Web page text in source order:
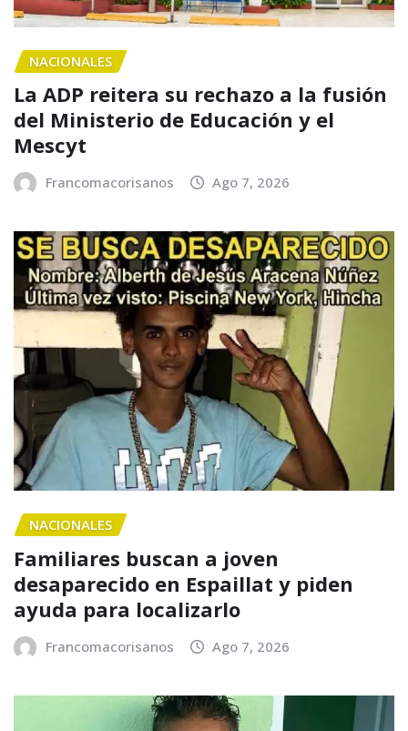
NACIONALES
La ADP reitera su rechazo a la fusión
del Ministerio de Educación y el
Mescyt
Francomacorisanos Ago 7, 2026
NACIONALES
Familiares buscan a joven
desaparecido en Espaillat y piden
ayuda para localizarlo
Francomacorisanos Ago 7, 2026